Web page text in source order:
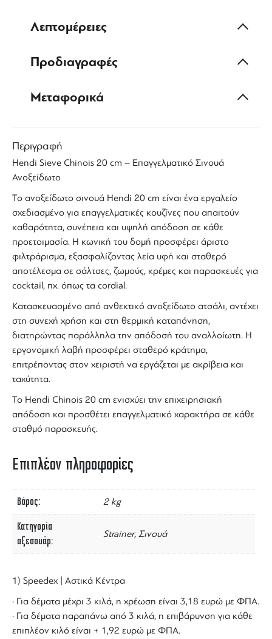
Λεπτομέρειες
Προδιαγραφές
Μεταφορικά
Περιγραφή
Hendi Sieve Chinois 20 cm – Επαγγελματικό Σινουά
Ανοξείδωτο
Το ανοξείδωτο σινουά Hendi 20 cm είναι ένα εργαλείο
σχεδιασμένο για επαγγελματικές κουζίνες που απαιτούν
καθαρότητα, συνέπεια και υψηλή απόδοση σε κάθε
προετοιμασία. Η κωνική του δομή προσφέρει άριστο
φιλτράρισμα, εξασφαλίζοντας λεία υφή και σταθερό
αποτέλεσμα σε σάλτσες, ζωμούς, κρέμες και παρασκευές για
cocktail , πχ. όπως τα cordial .
Κατασκευασμένο από ανθεκτικό ανοξείδωτο ατσάλι, αντέχει
στη συνεχή χρήση και στη θερμική καταπόνηση,
διατηρώντας παράλληλα την απόδοσή του αναλλοίωτη. Η
εργονομική λαβή προσφέρει σταθερό κράτημα,
επιτρέποντας στον χειριστή να εργάζεται με ακρίβεια και
ταχύτητα.
Το Hendi Chinois 20 cm ενισχύει την επιχειρησιακή
απόδοση και προσθέτει επαγγελματικό χαρακτήρα σε κάθε
σταθμό παρασκευής.
Επιπλέον πληροφορίες
Βάρος 2 kg
Κατηγορία
αξεσουάρ
Strainer, Σινουά
1) Speedex | Αστικά Κέντρα
· Για δέματα μέχρι 3 κιλά, η χρέωση είναι 3,18 ευρώ με ΦΠΑ.
· Για δέματα παραπάνω από 3 κιλά, η επιβάρυνση για κάθε
επιπλέον κιλό είναι + 1,92 ευρώ με ΦΠΑ.